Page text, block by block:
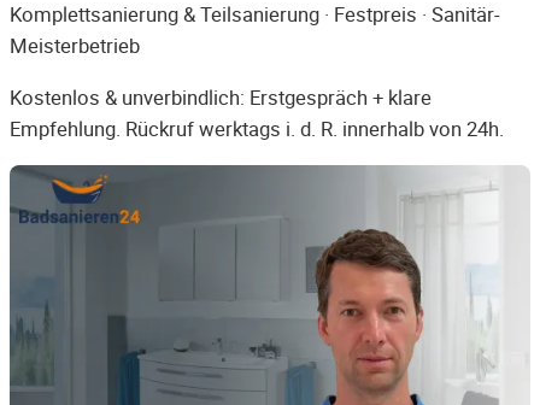
Komplettsanierung & Teilsanierung · Festpreis · Sanitär-
Meisterbetrieb
Kostenlos & unverbindlich: Erstgespräch + klare
Empfehlung. Rückruf werktags i. d. R. innerhalb von 24h.